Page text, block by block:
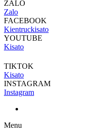
ZALO
Zalo
FACEBOOK
Kientruckisato
YOUTUBE
Kisato
TIKTOK
Kisato
INSTAGRAM
Instagram
Menu